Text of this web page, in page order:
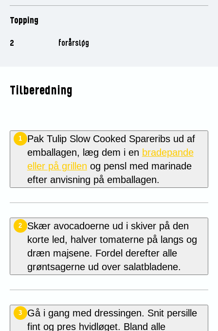
Topping
2 forårsløg
Tilberedning
1
Pak Tulip Slow Cooked Spareribs ud af
emballagen, læg dem i en bradepande
eller på grillen og pensl med marinade
efter anvisning på emballagen.
2
Skær avocadoerne ud i skiver på den
korte led, halver tomaterne på langs og
dræn majsene. Fordel derefter alle
grøntsagerne ud over salatbladene.
3
Gå i gang med dressingen. Snit persille
fint og pres hvidløget. Bland alle